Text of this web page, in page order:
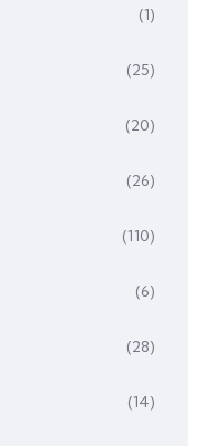
(1)
(25)
(20)
(26)
(110)
(6)
(28)
(14)